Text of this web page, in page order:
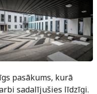
pasākums, kurā
sadalījušies līdzīgi.